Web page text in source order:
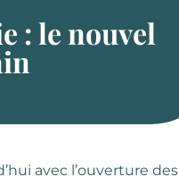
: le nouvel
avec l’ouverture des